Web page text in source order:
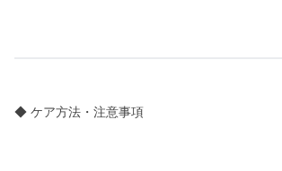
◆ ケア方法・注意事項